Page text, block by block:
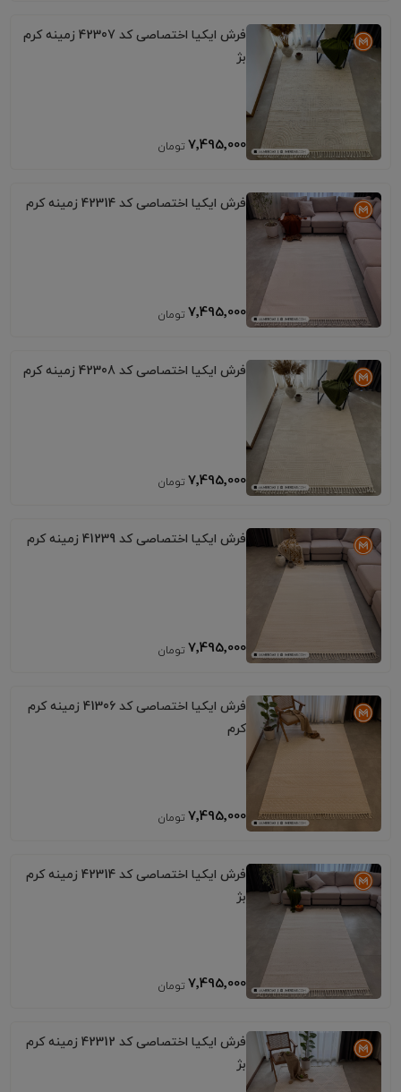
فرش ایکیا اختصاصی کد 42307 زمینه کرم
بژ
7٬495٬000
فرش ایکیا اختصاصی کد 42314 زمینه کرم
7٬495٬000
فرش ایکیا اختصاصی کد 42308 زمینه کرم
7٬495٬000
فرش ایکیا اختصاصی کد 41239 زمینه کرم
7٬495٬000
فرش ایکیا اختصاصی کد 41306 زمینه کرم
کرم
7٬495٬000
فرش ایکیا اختصاصی کد 42314 زمینه کرم
بژ
7٬495٬000
فرش ایکیا اختصاصی کد 42312 زمینه کرم
بژ